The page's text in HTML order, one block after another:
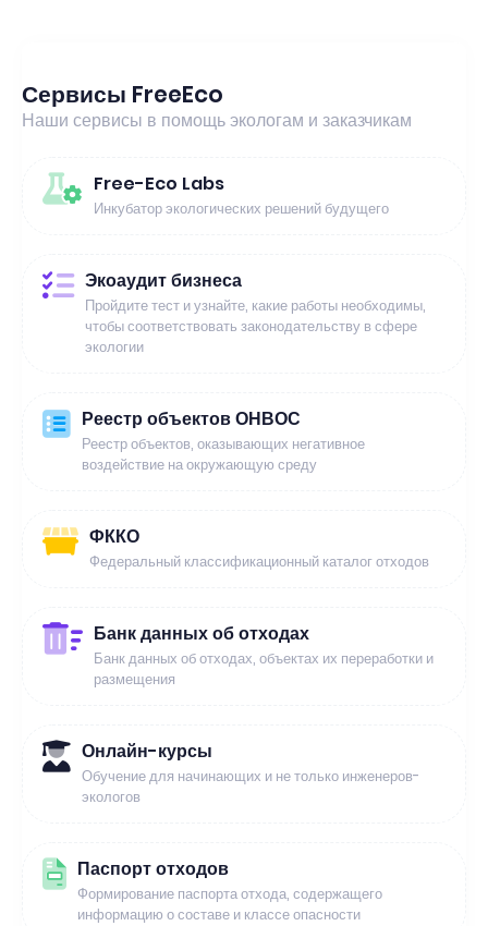
Сервисы FreeEco
Наши сервисы в помощь экологам и заказчикам
Free-Eco Labs
Инкубатор экологических решений будущего
Экоаудит бизнеса
Пройдите тест и узнайте, какие работы необходимы,
чтобы соответствовать законодательству в сфере
экологии
Реестр объектов ОНВОС
Реестр объектов, оказывающих негативное
воздействие на окружающую среду
ФККО
Федеральный классификационный каталог отходов
Банк данных об отходах
Банк данных об отходах, объектах их переработки и
размещения
Онлайн-курсы
Обучение для начинающих и не только инженеров-
экологов
Паспорт отходов
Формирование паспорта отхода, содержащего
информацию о составе и классе опасности